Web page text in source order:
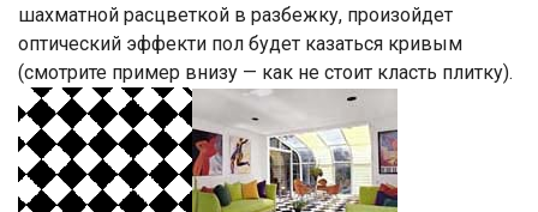
шахматной расцветкой в разбежку, произойдет
оптический эффекти пол будет казаться кривым
(смотрите пример внизу — как не стоит класть плитку).